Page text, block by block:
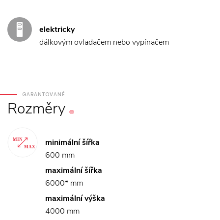
elektricky
dálkovým ovladačem nebo vypínačem
GARANTOVANÉ
Rozměry
minimální šířka
600 mm
maximální šířka
6000* mm
maximální výška
4000 mm